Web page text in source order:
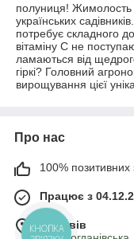
полуниця! Жимолость
українських
потребує складного
вітаміну С не
ламаються від
гіркі? Головний
вирощування цієї
Про нас
100% позитивних
Працює з
м. Львів
КНОПКА